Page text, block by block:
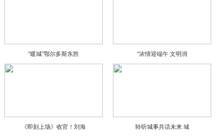
“暖城”鄂尔多斯东胜 “浓情迎端午 文明润
《即刻上场》收官！刘海 聆听城事共话未来 城